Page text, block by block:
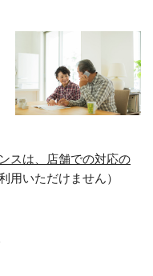
スは、店舗での対応の
用いただけません）